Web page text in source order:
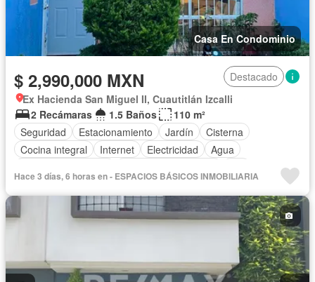
Casa En Condominio
$ 2,990,000 MXN
Destacado
Ex Hacienda San Miguel II, Cuautitlán Izcalli
2 Recámaras
1.5 Baños
110 m²
Seguridad
Estacionamiento Jardín
Cisterna
Cocina integral
Internet Electricidad
Agua
Permite mascotas
Permite niños
Hace 3 días, 6 horas en - ESPACIOS BÁSICOS INMOBILIARIA